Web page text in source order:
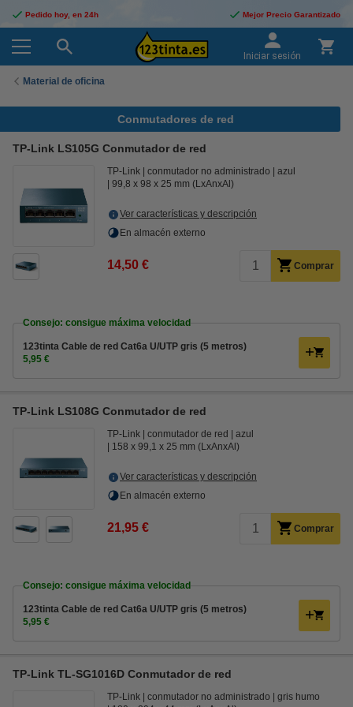
Pedido hoy, en 24h Mejor Precio Garantizado
Iniciar sesión
Material de oficina
Conmutadores de red
TP-Link LS105G Conmutador de red
TP-Link conmutador no administrado
azul
99,8 x 98 x 25 mm (LxAnxAl)
Ver características y descripción
En almacén externo
14,50 € Comprar
Consejo: consigue máxima velocidad
123tinta Cable de red Cat6a U/UTP gris (5 metros)
5,95 €
TP-Link LS108G Conmutador de red
TP-Link conmutador de red
azul
158 x 99,1 x 25 mm (LxAnxAl)
Ver características y descripción
En almacén externo
21,95 € Comprar
Consejo: consigue máxima velocidad
123tinta Cable de red Cat6a U/UTP gris (5 metros)
5,95 €
TP-Link TL-SG1016D Conmutador de red
TP-Link conmutador no administrado
gris humo